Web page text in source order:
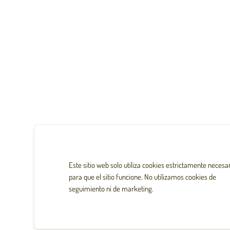
SUSCRÍBETE A NUESTRO BOLETÍN
Este sitio web solo utiliza cookies estrictamente
para que el sitio funcione. No utilizamos cookies de
seguimiento ni de marketing.